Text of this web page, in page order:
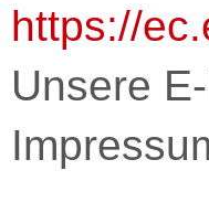
https://
Unsere